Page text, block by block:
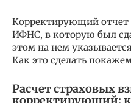
Корректирующий отчет
ИФНС, в которую был
этом на нем
Как это сделать
Расчет страховых